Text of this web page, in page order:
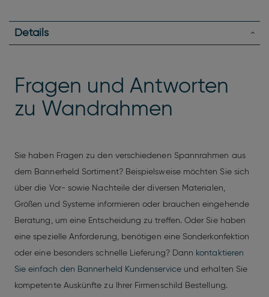
Details
Fragen und Antworten
zu Wandrahmen
Sie haben Fragen zu den verschiedenen Spannrahmen aus
dem Bannerheld Sortiment? Beispielsweise möchten Sie sich
über die Vor- sowie Nachteile der diversen Materialen,
Größen und Systeme informieren oder brauchen eingehende
Beratung, um eine Entscheidung zu treffen. Oder Sie haben
eine spezielle Anforderung, benötigen eine Sonderkonfektion
oder eine besonders schnelle Lieferung? Dann kontaktieren
Sie einfach den Bannerheld Kundenserviceund erhalten Sie
kompetente Auskünfte zu Ihrer Firmenschild Bestellung.